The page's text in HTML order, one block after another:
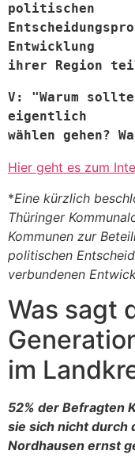
politischen
Entwicklung
ihrer Region
V: "Warum
eigentlich
wählen gehen?
Hier geht es zum
*Eine kürzlich
Thüringer
Kommunen zur
politischen
verbundenen
Was sagt
im
52% der Befragten
sie sich nicht durch
Nordhausen ernst